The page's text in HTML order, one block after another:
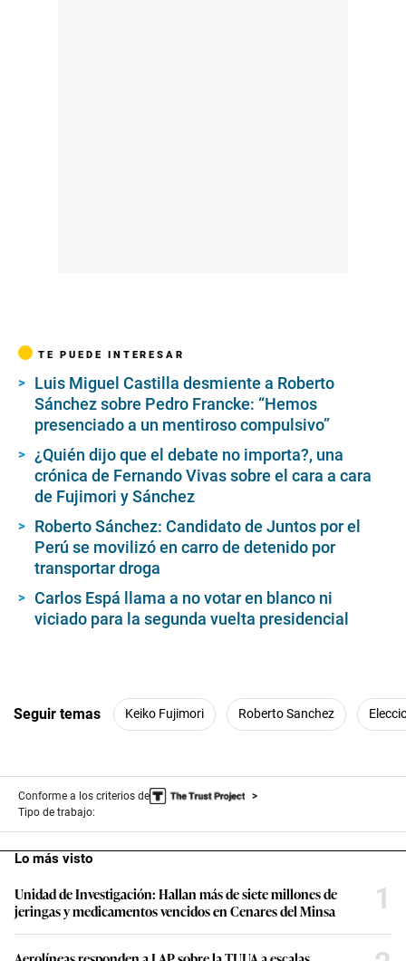
TE PUEDE INTERESAR
Luis Miguel Castilla desmiente a Roberto
Sánchez sobre Pedro Francke: “Hemos
presenciado a un mentiroso compulsivo”
¿Quién dijo que el debate no importa?, una
crónica de Fernando Vivas sobre el cara a cara
de Fujimori y Sánchez
Roberto Sánchez: Candidato de Juntos por el
Perú se movilizó en carro de detenido por
transportar droga
Carlos Espá llama a no votar en blanco ni
viciado para la segunda vuelta presidencial
Seguir temas Keiko Fujimori Roberto Sanchez
Conforme a los criterios de
Tipo de trabajo:
Lo más visto
Unidad de Investigación: Hallan más de siete millones de
jeringas y medicamentos vencidos en Cenares del Minsa
1